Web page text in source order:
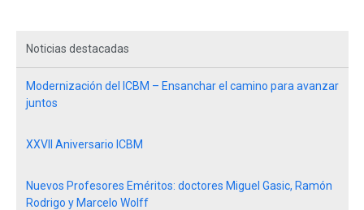
Noticias destacadas
Modernización del ICBM – Ensanchar el camino para avanzar
juntos
XXVII Aniversario ICBM
Nuevos Profesores Eméritos: doctores Miguel Gasic, Ramón
Rodrigo y Marcelo Wolff